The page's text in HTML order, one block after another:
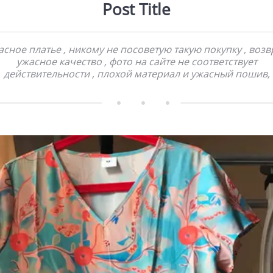
Post Title
платье , никому не посоветую такую покупку ,
ужасное качество , фото на сайте не соответствует
действительности , плохой материал и ужасный пошив,